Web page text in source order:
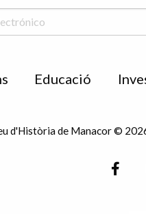
Educació
d'Història de Manacor ©